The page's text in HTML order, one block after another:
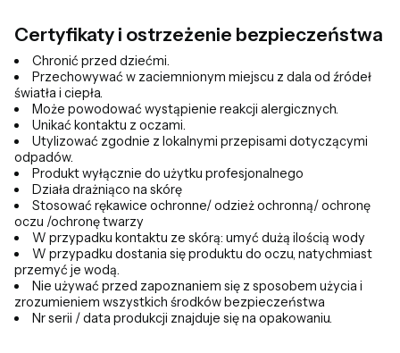
Certyfikaty i ostrzeżenie bezpieczeństwa
Chronić przed dziećmi.
Przechowywać w zaciemnionym miejscu z dala od źródeł
światła i ciepła.
Może powodować wystąpienie reakcji alergicznych.
Unikać kontaktu z oczami.
Utylizować zgodnie z lokalnymi przepisami dotyczącymi
odpadów.
Produkt wyłącznie do użytku profesjonalnego
Działa drażniąco na skórę
Stosować rękawice ochronne/ odzież ochronną/ ochronę
oczu /ochronę twarzy
W przypadku kontaktu ze skórą: umyć dużą ilością wody
W przypadku dostania się produktu do oczu, natychmiast
przemyć je wodą.
Nie używać przed zapoznaniem się z sposobem użycia i
zrozumieniem wszystkich środków bezpieczeństwa
Nr serii / data produkcji znajduje się na opakowaniu.